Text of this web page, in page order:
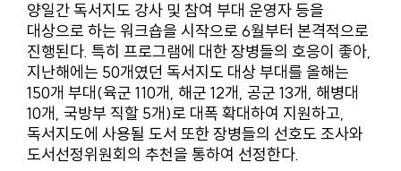
양일간 독서지도 강사 및 참여 부대 운영자 등을
대상으로 하는 워크숍을 시작으로 6월부터 본격적으로
진행된다. 특히 프로그램에 대한 장병들의 호응이 좋아,
지난해에는 50개였던 독서지도 대상 부대를 올해는
150개 부대(육군 110개, 해군 12개, 공군 13개, 해병대
10개, 국방부 직할 5개)로 대폭 확대하여 지원하고,
독서지도에 사용될 도서 또한 장병들의 선호도 조사와
도서선정위원회의 추천을 통하여 선정한다.